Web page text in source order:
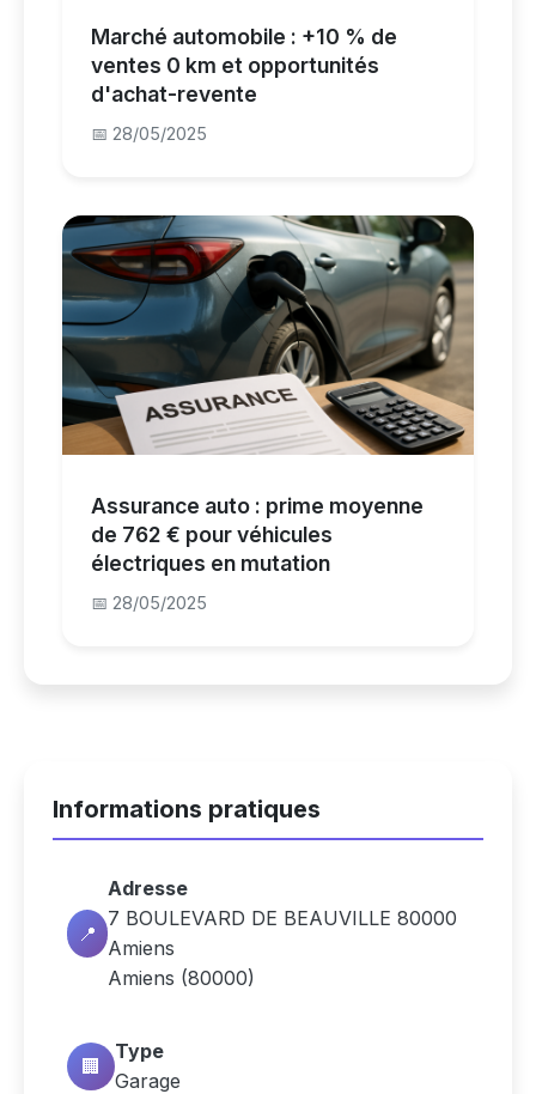
Marché automobile : +10 % de
ventes 0 km et opportunités
d'achat-revente
📅 28/05/2025
Assurance auto : prime moyenne
de 762 € pour véhicules
électriques en mutation
📅 28/05/2025
Informations pratiques
📍
Adresse
7 BOULEVARD DE BEAUVILLE 80000
Amiens
Amiens (80000)
🏢
Type
Garage